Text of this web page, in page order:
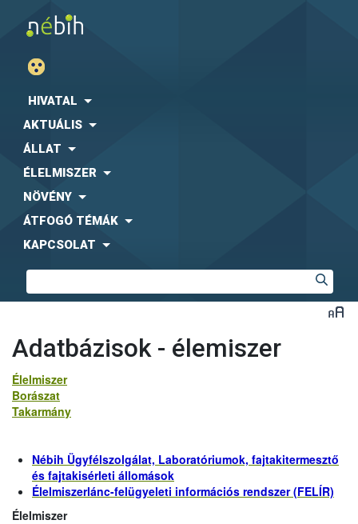
HIVATAL
AKTUÁLIS
ÁLLAT
ÉLELMISZER
NÖVÉNY
ÁTFOGÓ TÉMÁK
KAPCSOLAT
Adatbázisok - élemiszer
Élelmiszer
Borászat
Takarmány
Nébih Ügyfélszolgálat, Laboratóriumok, fajtakitermesztő
és fajtakisérleti állomások
Élelmiszerlánc-felügyeleti információs rendszer (FELÍR)
Élelmiszer